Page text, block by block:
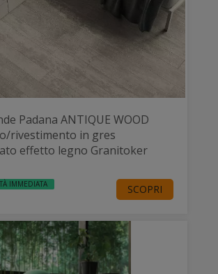
Padana ANTIQUE WOOD
rivestimento in gres
effetto legno Granitoker
IMMEDIATA SCOPRI